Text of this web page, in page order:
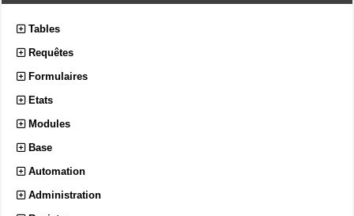
Tables
Requêtes
Formulaires
Etats
Modules
Base
Automation
Administration